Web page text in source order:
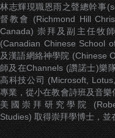
林志輝現職恩雨之聲總幹事
督教會 (Richmond Hill
Canada) 崇拜及副主任牧
(Canadian Chinese School
及漢語網絡神學院 (Chinese
師及在Channels (讚諾士)樂
高科技公司 (Microsoft,
專業，從小在教會詩班及音
美國崇拜研究學院
Studies) 取得崇拜學博士，